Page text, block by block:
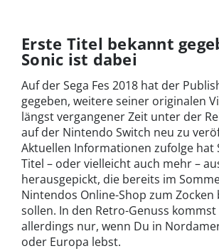
Erste Titel bekannt
Sonic ist dabei
Auf der Sega Fes 2018 hat der
gegeben, weitere seiner originalen
längst vergangener Zeit unter der
auf der Nintendo Switch neu zu
Aktuellen Informationen zufolge hat
Titel – oder vielleicht auch mehr –
herausgepickt, die bereits im
Nintendos Online-Shop zum Zocken
sollen. In den Retro-Genuss
allerdings nur, wenn Du in
oder Europa lebst.